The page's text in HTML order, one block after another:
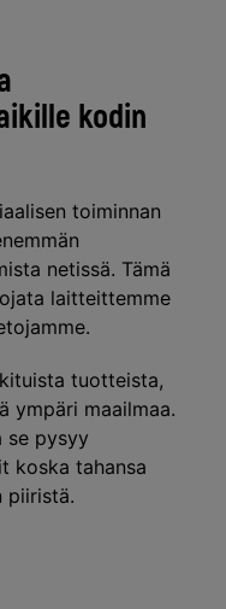
kodin
toiminnan
netissä. Tämä
laitteittemme
tuotteista,
ympäri maailmaa.
se pysyy
koska tahansa
piiristä.